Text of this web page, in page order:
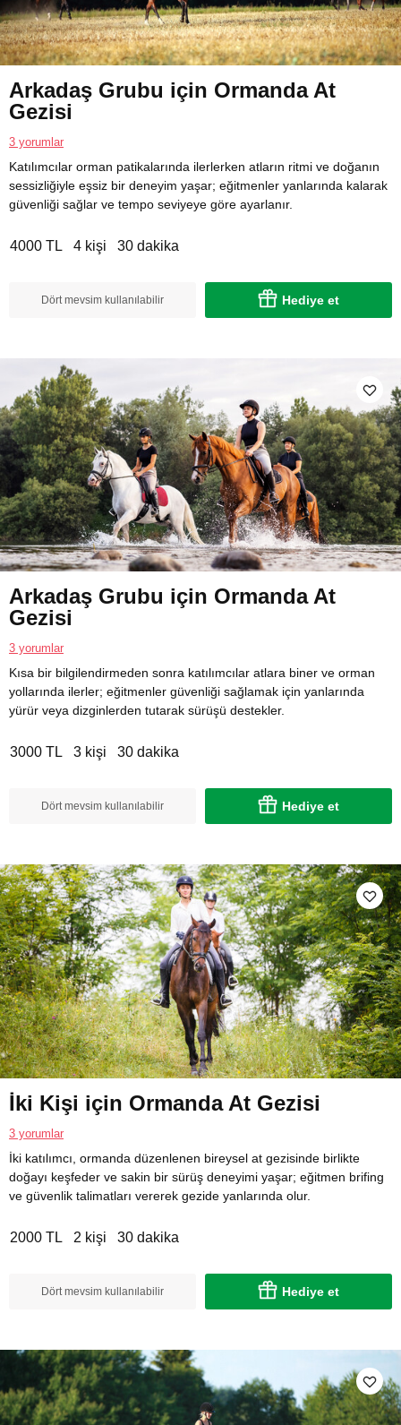
Arkadaş Grubu için Ormanda At
Gezisi
3 yorumlar
Katılımcılar orman patikalarında ilerlerken atların ritmi ve doğanın
sessizliğiyle eşsiz bir deneyim yaşar; eğitmenler yanlarında kalarak
güvenliği sağlar ve tempo seviyeye göre ayarlanır.
4000 TL 4 kişi 30 dakika
Dört mevsim kullanılabilir Hediye et
Arkadaş Grubu için Ormanda At
Gezisi
3 yorumlar
Kısa bir bilgilendirmeden sonra katılımcılar atlara biner ve orman
yollarında ilerler; eğitmenler güvenliği sağlamak için yanlarında
yürür veya dizginlerden tutarak sürüşü destekler.
3000 TL 3 kişi 30 dakika
Dört mevsim kullanılabilir Hediye et
İki Kişi için Ormanda At Gezisi
3 yorumlar
İki katılımcı, ormanda düzenlenen bireysel at gezisinde birlikte
doğayı keşfeder ve sakin bir sürüş deneyimi yaşar; eğitmen brifing
ve güvenlik talimatları vererek gezide yanlarında olur.
2000 TL 2 kişi 30 dakika
Dört mevsim kullanılabilir Hediye et